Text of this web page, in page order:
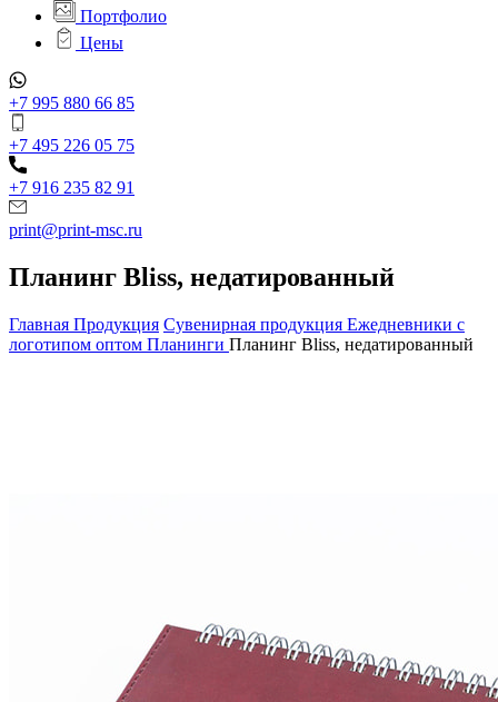
Портфолио
Цены
+7 995 880 66 85
+7 495 226 05 75
+7 916 235 82 91
print@print-msc.ru
Планинг Bliss, недатированный
Главная Продукция Сувенирная продукция Ежедневники с
логотипом оптом Планинги Планинг Bliss, недатированный